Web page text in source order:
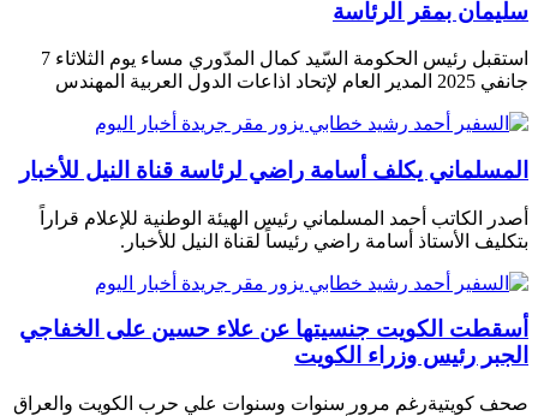
سليمان بمقر الرئاسة
استقبل رئيس الحكومة السّيد كمال المدّوري مساء يوم الثلاثاء 7
جانفي 2025 المدير العام لإتحاد اذاعات الدول العربية المهندس
المسلماني يكلف أسامة راضي لرئاسة قناة النيل للأخبار
أصدر الكاتب أحمد المسلماني رئيس الهيئة الوطنية للإعلام قراراً
بتكليف الأستاذ أسامة راضي رئيساً لقناة النيل للأخبار.
أسقطت الكويت جنسيتها عن علاء حسين على الخفاجي
الجبر رئيس وزراء الكويت
صحف كويتية رغم مرور سنوات وسنوات علي حرب الكويت والعراق